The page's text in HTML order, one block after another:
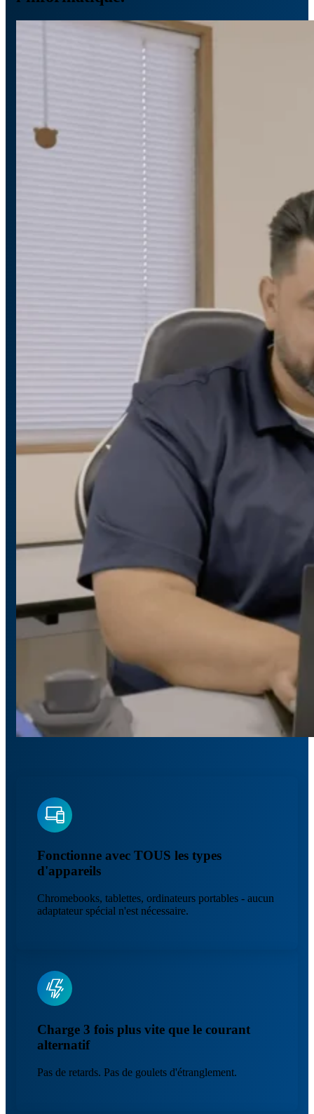
Fonctionne avec TOUS les types
d'appareils
Chromebooks, tablettes, ordinateurs portables - aucun
adaptateur spécial n'est nécessaire.
Charge 3 fois plus vite que le courant
alternatif
Pas de retards. Pas de goulets d'étranglement.